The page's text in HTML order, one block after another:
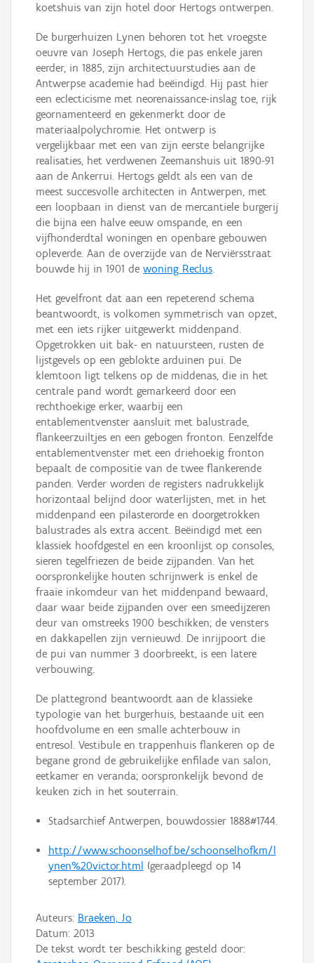
koetshuis van zijn hotel door Hertogs ontwerpen.
De burgerhuizen Lynen behoren tot het vroegste
oeuvre van Joseph Hertogs, die pas enkele jaren
eerder, in 1885, zijn architectuurstudies aan de
Antwerpse academie had beëindigd. Hij past hier
een eclecticisme met neorenaissance-inslag toe, rijk
geornamenteerd en gekenmerkt door de
materiaalpolychromie. Het ontwerp is
vergelijkbaar met een van zijn eerste belangrijke
realisaties, het verdwenen Zeemanshuis uit 1890-91
aan de Ankerrui. Hertogs geldt als een van de
meest succesvolle architecten in Antwerpen, met
een loopbaan in dienst van de mercantiele burgerij
die bijna een halve eeuw omspande, en een
vijfhonderdtal woningen en openbare gebouwen
opleverde. Aan de overzijde van de Nerviërsstraat
bouwde hij in 1901 de woning Reclus.
Het gevelfront dat aan een repeterend schema
beantwoordt, is volkomen symmetrisch van opzet,
met een iets rijker uitgewerkt middenpand.
Opgetrokken uit bak- en natuursteen, rusten de
lijstgevels op een geblokte arduinen pui. De
klemtoon ligt telkens op de middenas, die in het
centrale pand wordt gemarkeerd door een
rechthoekige erker, waarbij een
entablementvenster aansluit met balustrade,
flankeerzuiltjes en een gebogen fronton. Eenzelfde
entablementvenster met een driehoekig fronton
bepaalt de compositie van de twee flankerende
panden. Verder worden de registers nadrukkelijk
horizontaal belijnd door waterlijsten, met in het
middenpand een pilasterorde en doorgetrokken
balustrades als extra accent. Beëindigd met een
klassiek hoofdgestel en een kroonlijst op consoles,
sieren tegelfriezen de beide zijpanden. Van het
oorspronkelijke houten schrijnwerk is enkel de
fraaie inkomdeur van het middenpand bewaard,
daar waar beide zijpanden over een smeedijzeren
deur van omstreeks 1900 beschikken; de vensters
en dakkapellen zijn vernieuwd. De inrijpoort die
de pui van nummer 3 doorbreekt, is een latere
verbouwing.
De plattegrond beantwoordt aan de klassieke
typologie van het burgerhuis, bestaande uit een
hoofdvolume en een smalle achterbouw in
entresol. Vestibule en trappenhuis flankeren op de
begane grond de gebruikelijke enfilade van salon,
eetkamer en veranda; oorspronkelijk bevond de
keuken zich in het souterrain.
Stadsarchief Antwerpen, bouwdossier 1888#1744.
http://www.schoonselhof.be/schoonselhofkm/l
ynen%20victor.html (geraadpleegd op 14
september 2017).
Auteurs: Braeken, Jo
Datum: 2013
De tekst wordt ter beschikking gesteld door: